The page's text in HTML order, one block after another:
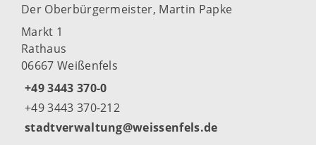
Der Oberbürgermeister, Martin Papke
Markt 1
Rathaus
06667 Weißenfels
+49 3443 370-0
+49 3443 370-212
stadtverwaltung@weissenfels.de